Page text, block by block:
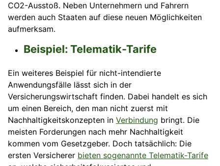
CO2-Ausstoß. Neben Unternehmern und Fahrern
werden auch Staaten auf diese neuen Möglichkeiten
aufmerksam.
Beispiel: Telematik-Tarife
Ein weiteres Beispiel für nicht-intendierte
Anwendungsfälle lässt sich in der
Versicherungswirtschaft finden. Dabei handelt es sich
um einen Bereich, den man nicht zuerst mit
Nachhaltigkeitskonzepten in Verbindung bringt. Die
meisten Forderungen nach mehr Nachhaltigkeit
kommen vom Gesetzgeber. Doch tatsächlich: Die
ersten Versicherer bieten sogenannte Telematik-Tarife